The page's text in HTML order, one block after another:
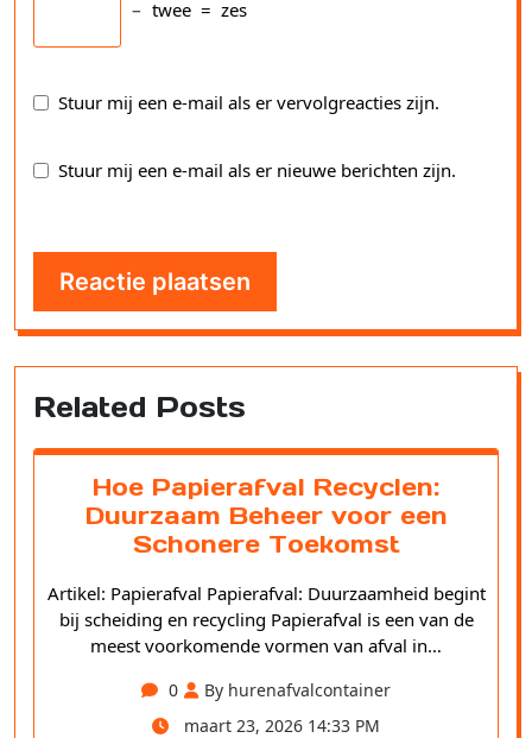
− twee = zes
Stuur mij een e-mail als er vervolgreacties zijn.
Stuur mij een e-mail als er nieuwe berichten zijn.
Related Posts
Hoe Papierafval Recyclen:
Duurzaam Beheer voor een
Schonere Toekomst
Artikel: Papierafval Papierafval: Duurzaamheid begint
bij scheiding en recycling Papierafval is een van de
meest voorkomende vormen van afval in…
0
By hurenafvalcontainer
maart 23, 2026 14:33 PM